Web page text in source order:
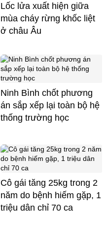
Lốc lửa xuất hiện giữa
mùa cháy rừng khốc liệt
ở châu Âu
Ninh Bình chốt phương
án sắp xếp lại toàn bộ hệ
thống trường học
Cô gái tăng 25kg trong 2
năm do bệnh hiếm gặp, 1
triệu dân chỉ 70 ca